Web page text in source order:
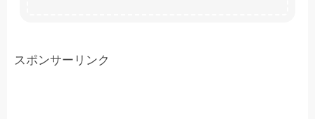
スポンサーリンク